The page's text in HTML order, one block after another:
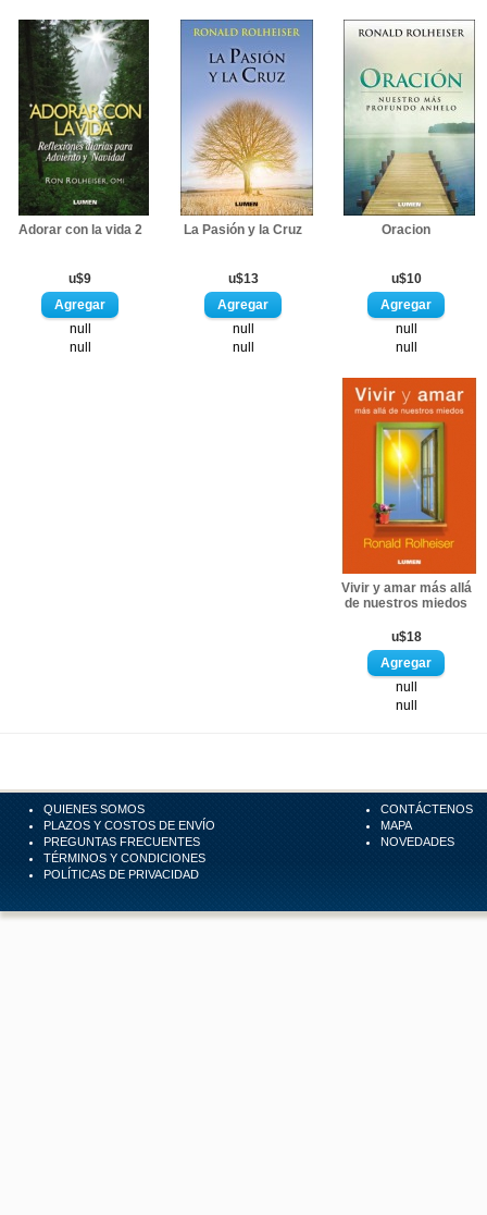
Adorar con la vida 2
u$9
null
null
La Pasión y la Cruz
u$13
null
null
Oracion
u$10
null
null
Vivir y amar más allá
de nuestros miedos
u$18
null
null
QUIENES SOMOS
PLAZOS Y COSTOS DE ENVÍO
PREGUNTAS FRECUENTES
TÉRMINOS Y CONDICIONES
POLÍTICAS DE PRIVACIDAD
CONTÁCTENOS
MAPA
NOVEDADES